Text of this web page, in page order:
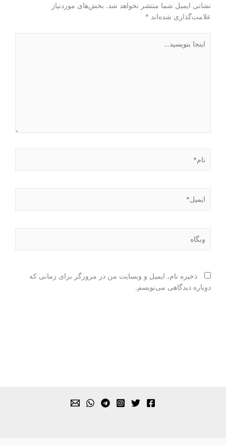
نشانی ایمیل شما منتشر نخواهد شد. بخش‌های موردنیاز
علامت‌گذاری شده‌اند *
بنویسید…
ذخیره نام، ایمیل و وبسایت من در مرورگر برای زمانی که
دوباره دیدگاهی می‌نویسم.